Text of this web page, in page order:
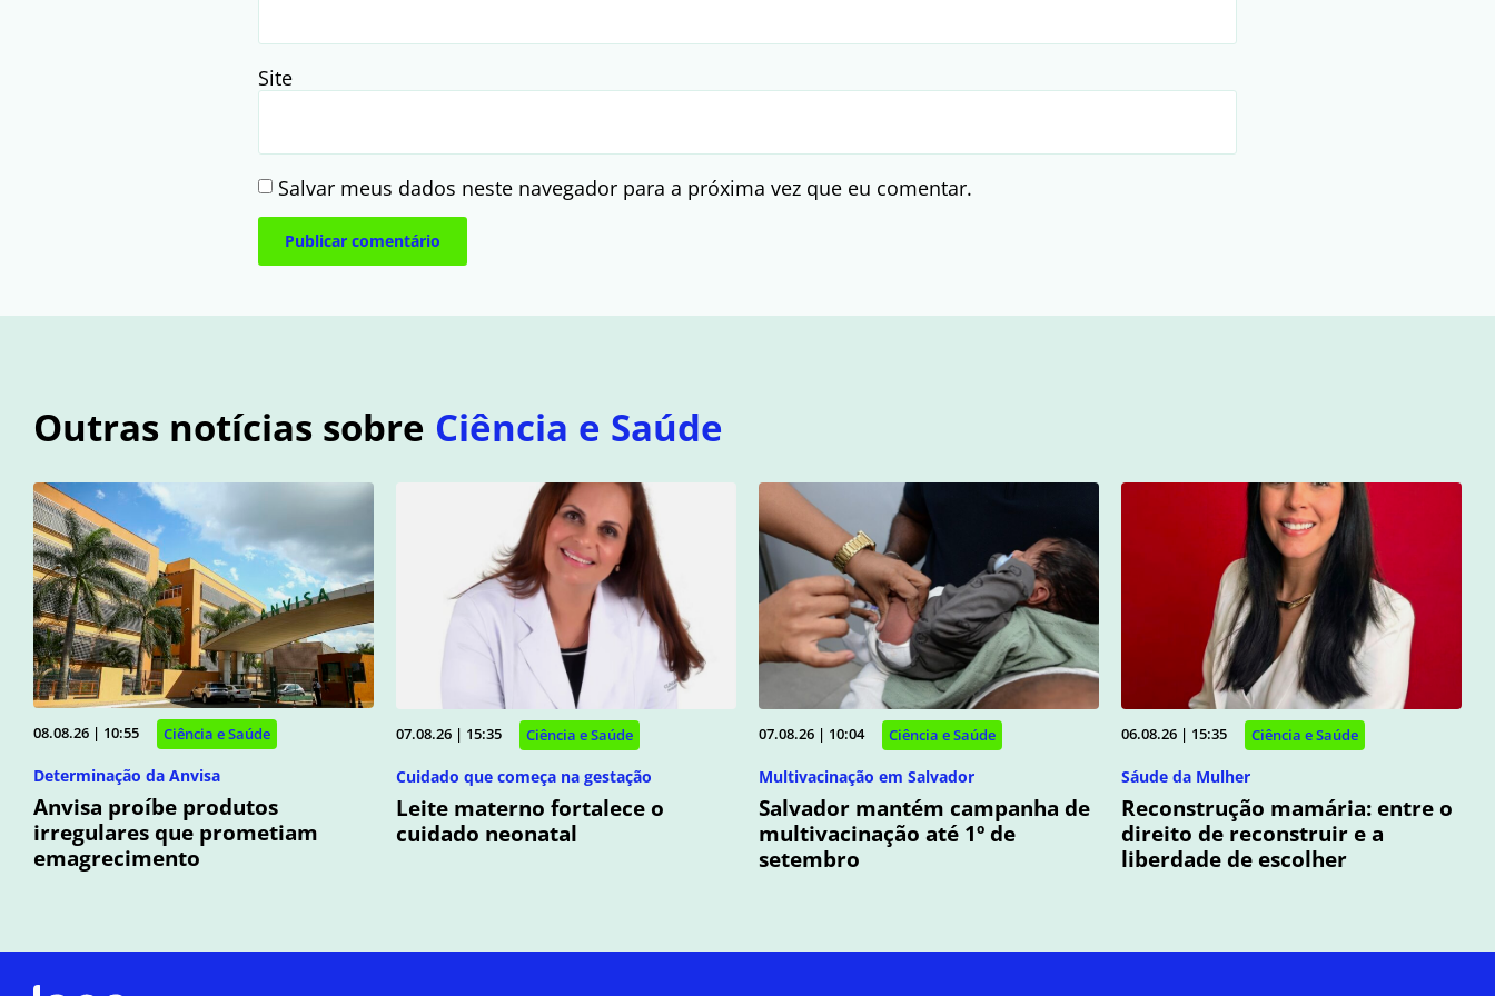
Site
Salvar meus dados neste navegador para a próxima vez que eu comentar.
Outras notícias sobre Ciência e Saúde
08.08.26 | 10:55 Ciência e Saúde
Determinação da Anvisa
Anvisa proíbe produtos
irregulares que prometiam
emagrecimento
07.08.26 | 15:35 Ciência e Saúde
Cuidado que começa na gestação
Leite materno fortalece o
cuidado neonatal
07.08.26 | 10:04 Ciência e Saúde
Multivacinação em Salvador
Salvador mantém campanha de
multivacinação até 1º de
setembro
06.08.26 | 15:35 Ciência e Saúde
Sáude da Mulher
Reconstrução mamária: entre o
direito de reconstruir e a
liberdade de escolher